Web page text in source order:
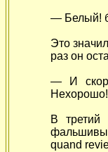
— Белый!
Это
раз он
— И
В третий
quand